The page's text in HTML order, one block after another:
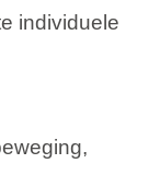
individuele